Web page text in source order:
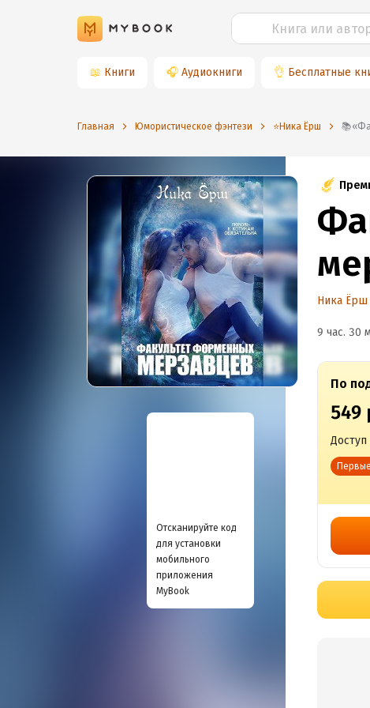
📖 Книги 🎧 Аудиокниги 👌 Бесплатные
Главная Юмористическое фэнтези ⭐️Ника Ёрш
Отсканируйте код
для установки
мобильного
приложения
MyBook
Ника Ёрш
9 час. 30
По
549
Доступ